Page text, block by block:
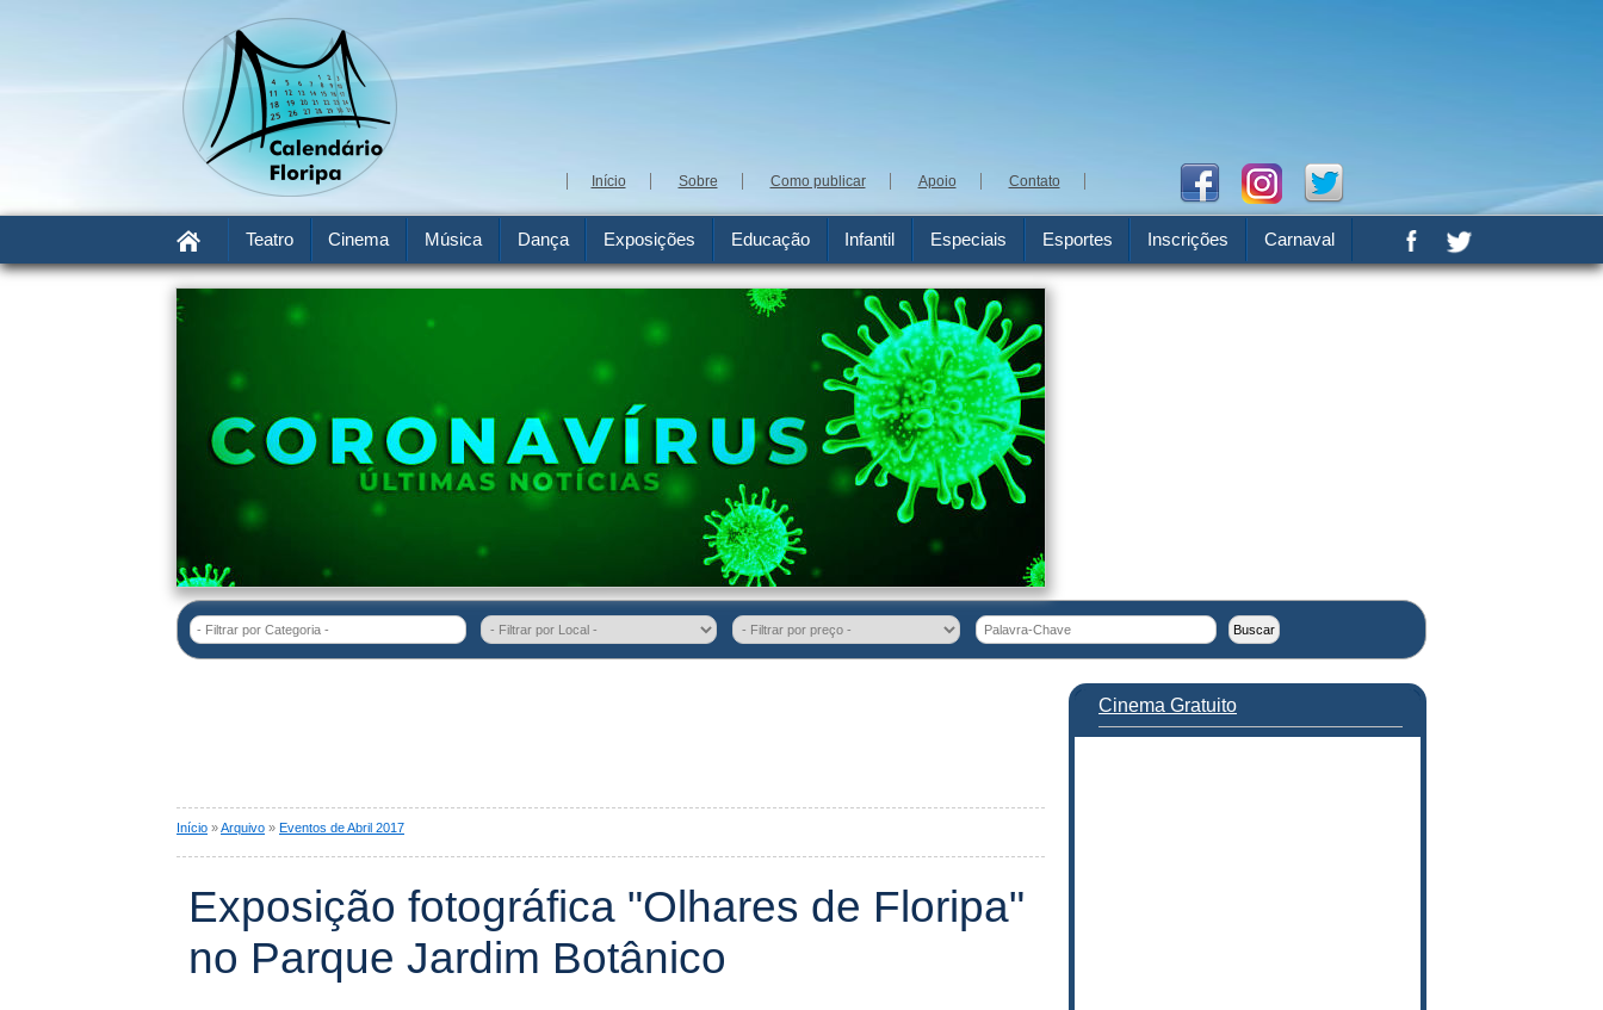
Início Sobre Como publicar Apoio Contato
Teatro Cinema Música Dança Exposições Educação Infantil Especiais Esportes Inscrições Carnaval
- Filtrar por Categoria -
Início »Arquivo » Eventos de Abril 2017
Exposição fotográfica "Olhares de Floripa"
no Parque Jardim Botânico
Cinema Gratuito